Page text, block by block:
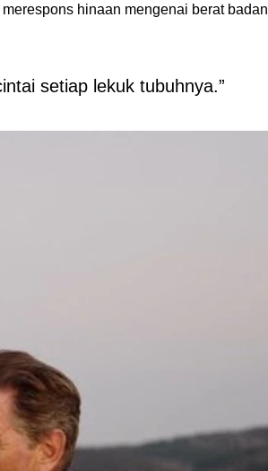
hinaan mengenai berat badan
setiap lekuk tubuhnya.”